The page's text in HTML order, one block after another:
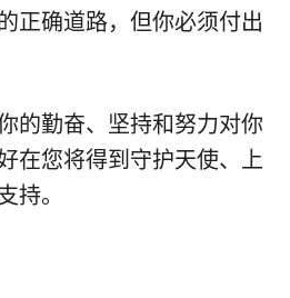
正确道路，但你必须付出
的勤奋、坚持和努力对你
在您将得到守护天使、上
持。